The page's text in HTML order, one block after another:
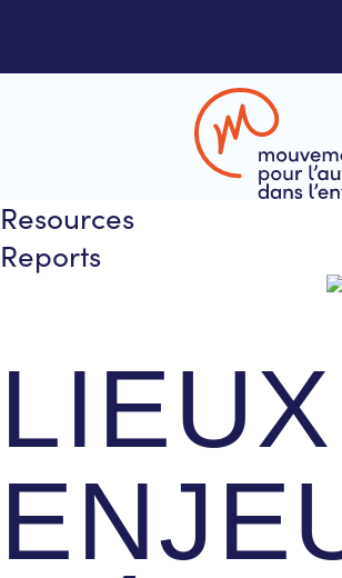
Resources
Reports